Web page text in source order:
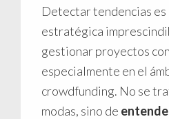
Detectar tendencias es
estratégica
gestionar proyectos
especialmente en el
crowdfunding. No se
modas, sino de